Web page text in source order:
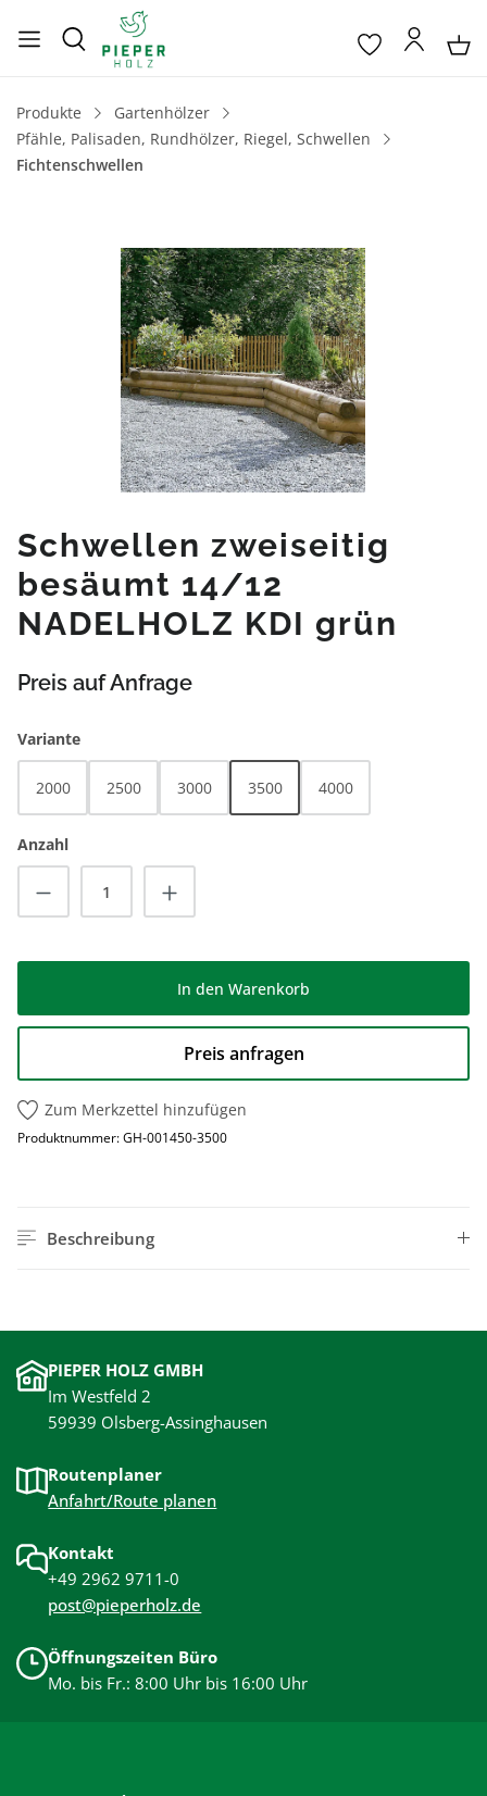
Produkte
Gartenhölzer
Pfähle, Palisaden, Rundhölzer, Riegel, Schwellen
Fichtenschwellen
Bildergalerie überspringen
Schwellen zweiseitig
besäumt 14/12
NADELHOLZ KDI grün
Preis auf Anfrage
Varianteauswählen
2000 2500 3000 3500 4000
Anzahl
Produkt Anzahl: Gib den gewünschten
In den Warenkorb
Preis anfragen
Zum Merkzettel hinzufügen
Produktnummer:GH-001450-3500
Beschreibung
PIEPER HOLZ GMBH
Im Westfeld 2
59939 Olsberg-Assinghausen
Routenplaner
Anfahrt/Route planen
Kontakt
+49 2962 9711-0
post@pieperholz.de
Öffnungszeiten Büro
Mo. bis Fr.: 8:00 Uhr bis 16:00 Uhr